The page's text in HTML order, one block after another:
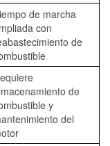
de marcha
con
de
de
y
del